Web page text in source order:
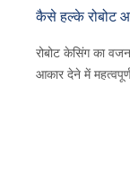
कैसे हल्के रोबोट
रोबोट केसिंग का
आकार देने में